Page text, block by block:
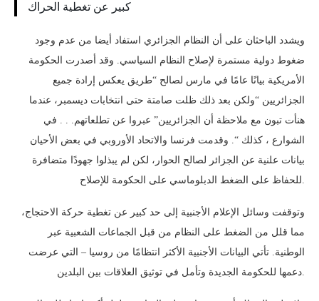
كبير عن تغطية الحراك
ويشدد الباحثان على أن النظام الجزائري استفاد أيضا من عدم وجود
ضغوط دولية مستمرة لإصلاح النظام السياسي. وقد أصدرت الحكومة
الأمريكية بيانًا عامًا في مارس لصالح “طريق يعكس إرادة جميع
الجزائريين “ولكن بعد ذلك ظلت صامتة حتى انتخابات ديسمبر، عندما
هنأت تبون مع ملاحظة أن الجزائريين” عبروا عن تطلعاتهم. . . في
الشوارع ، كذلك “. وقدمت فرنسا والاتحاد الأوروبي في بعض الأحيان
بيانات علنية عن الجزائر لصالح الحوار، لكن لم يبذلوا جهودًا متضافرة
للحفاظ على الضغط الدبلوماسي على الحكومة للإصلاح.
وتوقفت وسائل الإعلام الأجنبية إلى حد كبير عن تغطية حركة الاحتجاج،
مما قلل من الضغط على النظام من قبل الجماعات الشعبية عبر
الوطنية. تأتي البيانات الأجنبية الأكثر انتظامًا من روسيا – التي عرضت
دعمها للحكومة الجديدة وتأمل في توثيق العلاقات بين البلدين.